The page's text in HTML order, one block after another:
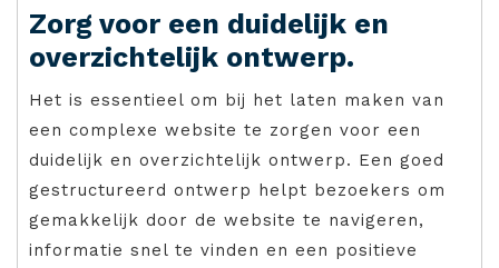
Zorg voor een duidelijk en
overzichtelijk ontwerp.
Het is essentieel om bij het laten maken van
een complexe website te zorgen voor een
duidelijk en overzichtelijk ontwerp. Een goed
gestructureerd ontwerp helpt bezoekers om
gemakkelijk door de website te navigeren,
informatie snel te vinden en een positieve